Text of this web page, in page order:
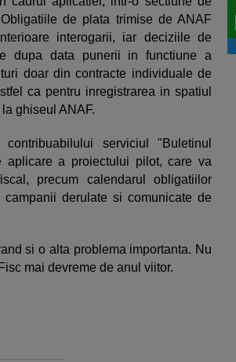
de plata trimise de ANAF
interogarii, iar deciziile de
dupa data punerii in functiune a
doar din contracte individuale de
ca pentru inregistrarea in spatiul
ghiseul ANAF.
serviciul "Buletinul
aplicare a proiectului pilot, care va
precum calendarul obligatiilor
derulate si comunicate de
si o alta problema importanta. Nu
mai devreme de anul viitor.